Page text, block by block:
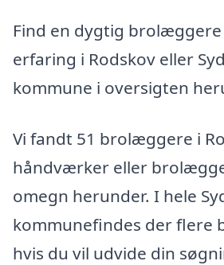
Find en dygtig
erfaring i Rodskov eller
kommune i oversigten
Vi fandt 51 brolæggere i
håndværker eller
omegn herunder. I hele
kommunefindes der flere
hvis du vil udvide din